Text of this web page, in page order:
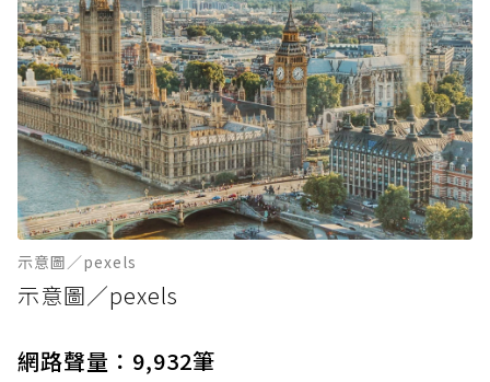
示意圖／pexels
示意圖／pexels
網路聲量：9,932筆